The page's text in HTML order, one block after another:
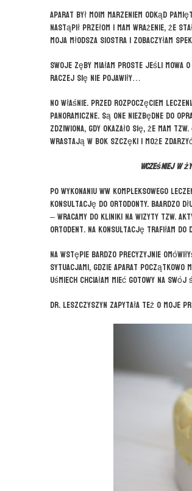
Aparat był moim marzeniem odkąd
nastąpił przełom i mam wrażenie, że
moja młodsza siostra i zobaczyłam
Swoje zęby miałam proste jeśli mowa
raczej się nie pojawiły…
No właśnie. Przed rozpoczęciem
panoramiczne. Są one niezbędne do
zdziwiona, gdy okazało się, że mam
wrastają w bok szczęki i może
Wcześniej w
Po wykonaniu ww kompleksowego
konsultację do ortodonty. Baardzo
– wracamy do kliniki na wizyty tzw.
Ortodent. Na konsultację trafiłam do
Na wstępie bardzo precyzyjnie
sytuacjami, gdzie aparat początkowo
uśmiech chciałam mieć gotowy na
Dr. Leszczyszyn zapytała też o moje